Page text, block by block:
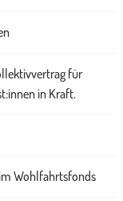
für
in Kraft.
Wohlfahrtsfonds